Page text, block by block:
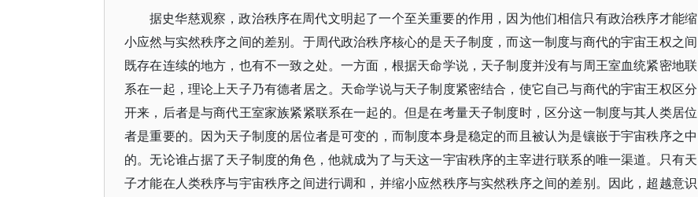
据史华慈观察，政治秩序在周代文明起了一个至关重要的作用，因为他们相信只有政治秩序才能缩
小应然与实然秩序之间的差别。于周代政治秩序核心的是天子制度，而这一制度与商代的宇宙王权之间
既存在连续的地方，也有不一致之处。一方面，根据天命学说，天子制度并没有与周王室血统紧密地联
系在一起，理论上天子乃有德者居之。天命学说与天子制度紧密结合，使它自己与商代的宇宙王权区分
开来，后者是与商代王室家族紧紧联系在一起的。但是在考量天子制度时，区分这一制度与其人类居位
者是重要的。因为天子制度的居位者是可变的，而制度本身是稳定的而且被认为是镶嵌于宇宙秩序之中
的。无论谁占据了天子制度的角色，他就成为了与天这一宇宙秩序的主宰进行联系的唯一渠道。只有天
子才能在人类秩序与宇宙秩序之间进行调和，并缩小应然秩序与实然秩序之间的差别。因此，超越意识